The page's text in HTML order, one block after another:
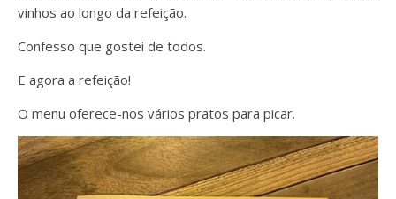
vinhos ao longo da refeição.
Confesso que gostei de todos.
E agora a refeição!
O menu oferece-nos vários pratos para picar.